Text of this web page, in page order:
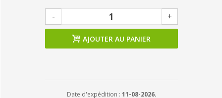
- +
AJOUTER AU PANIER
Date d'expédition : 11-08-2026.